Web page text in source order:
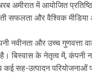
अमीरात में आयोजित
सफलता और वैश्विक मीडिया
नवीनता और उच्च गुणवत्ता
के नेतृत्व में, कंपनी न
सह-उत्पादन